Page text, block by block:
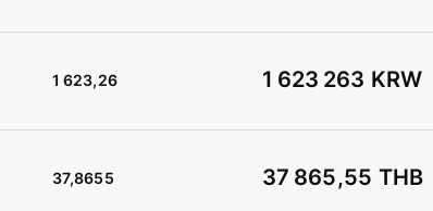
1 623,26 1 623 263 KRW
37,8655 37 865,55 THB